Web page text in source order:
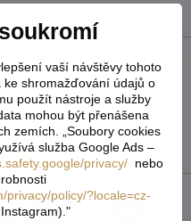
Buďte první!
RedditLinkedIn
vaší návštěvy tohoto
shromažďování údajů o
použít nástroje a služby
mohou být přenášena
zemích. „Soubory cookies
služba Google Ads –
privacy/ nebo
privacy/policy/?locale=cz-